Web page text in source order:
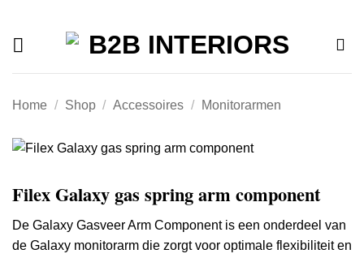
inhoud
Home / Shop / Accessoires / Monitorarmen
Filex Galaxy gas spring arm component
De Galaxy Gasveer Arm Component is een onderdeel van
de Galaxy monitorarm die zorgt voor optimale flexibiliteit en